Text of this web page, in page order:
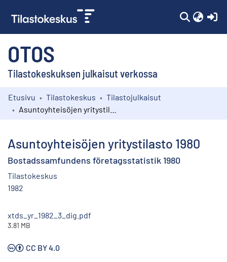
OTOS
Tilastokeskuksen julkaisut verkossa
Kokoelmat
Etusivu Tilastokeskus
Tilastojulkaisut
Asuntoyhteisöjen yritystilasto 1980
Bostadssamfundens företagsstatistik 1980
Tilastokeskus
1982
xtds_yr_1982_3_dig.pdf
3.81 MB
CC BY 4.0